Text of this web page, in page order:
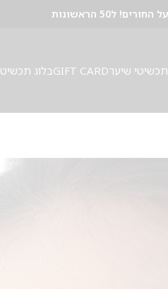
תכשיטי שיערGIFT CARDבלוג